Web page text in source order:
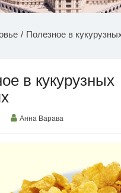
Полезное в
в кукурузных
Анна Варава